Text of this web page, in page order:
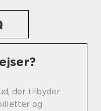
der tilbyder
og